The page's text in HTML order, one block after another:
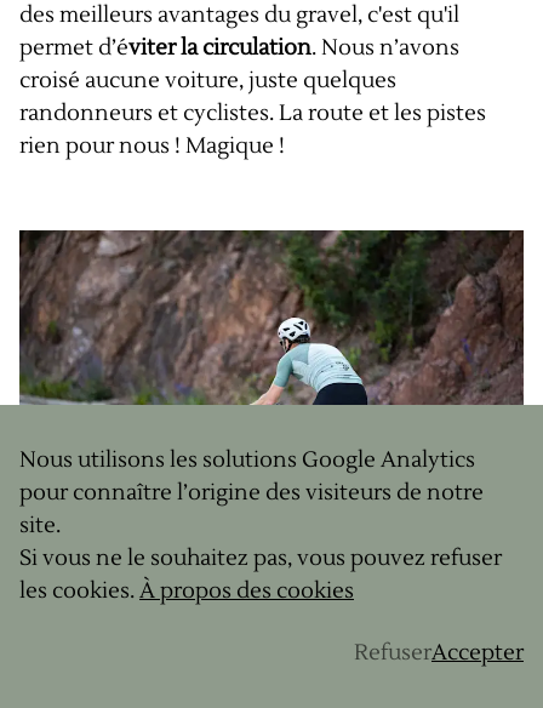
Nous utilisons les solutions Google Analytics
pour connaître l’origine des visiteurs de notre
site.
Si vous ne le souhaitez pas, vous pouvez refuser
les cookies.À propos des cookies
RefuserAccepter
des meilleurs avantages du gravel, c'est qu'il
permet d’éviter la circulation. Nous n’avons
croisé aucune voiture, juste quelques
randonneurs et cyclistes. La route et les pistes
rien pour nous ! Magique !
Après une superbe montée sur une route fermée